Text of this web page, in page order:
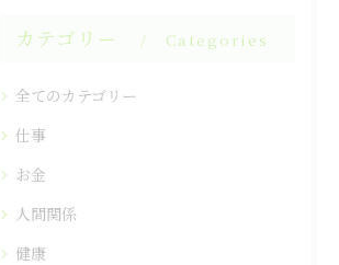
カテゴリー Categories
全てのカテゴリー
仕事
お金
人間関係
健康